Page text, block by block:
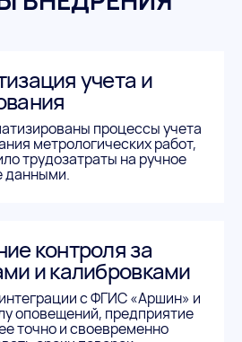
учета и
процессы учета
метрологических работ,
трудозатраты на ручное
данными.
контроля за
и калибровками
с ФГИС «Аршин» и
оповещений, предприятие
точно и своевременно